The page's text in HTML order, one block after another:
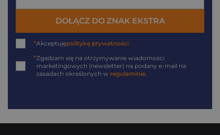
DOŁĄCZ DO ZNAK EKSTRA
*Akceptujępolitykę prywatności
*Zgadzam się na otrzymywanie wiadomości
marketingowych (newsletter) na podany e-mail na
zasadach określonych w regulaminie.